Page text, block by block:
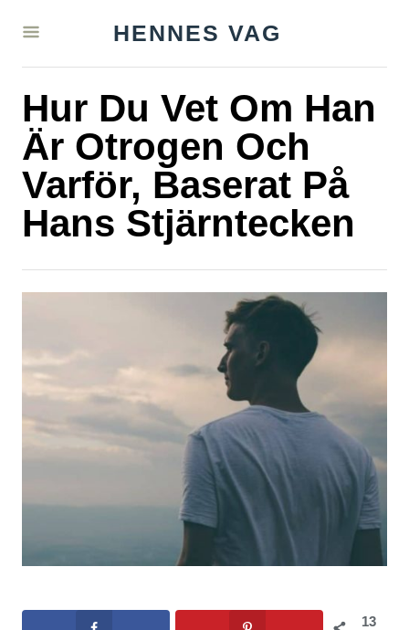
HENNES VAG
Hur Du Vet Om Han
Är Otrogen Och
Varför, Baserat På
Hans Stjärntecken
13